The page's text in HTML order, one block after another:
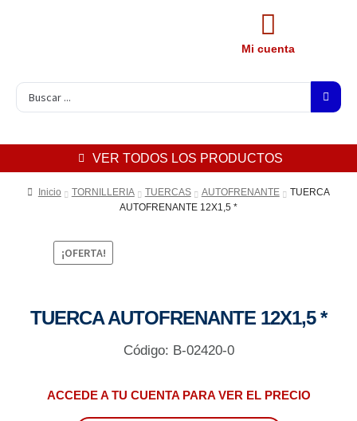
Mi cuenta
VER TODOS LOS PRODUCTOS
Inicio TORNILLERIA TUERCAS AUTOFRENANTE
TUERCA
AUTOFRENANTE 12X1,5 *
¡OFERTA!
TUERCA AUTOFRENANTE 12X1,5 *
Código: B-02420-0
ACCEDE A TU CUENTA PARA VER EL PRECIO